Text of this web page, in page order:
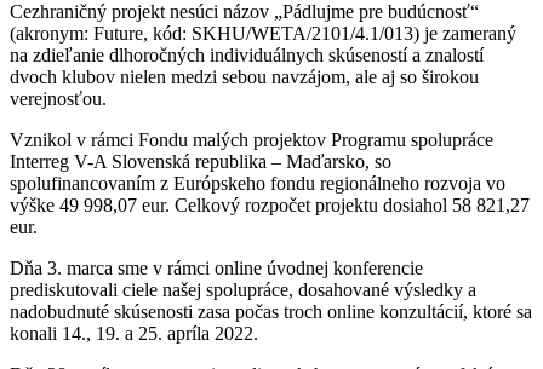
Cezhraničný projekt nesúci názov „Pádlujme pre budúcnosť“
(akronym: Future, kód: SKHU/WETA/2101/4.1/013) je zameraný
na zdieľanie dlhoročných individuálnych skúseností a znalostí
dvoch klubov nielen medzi sebou navzájom, ale aj so širokou
verejnosťou.
Vznikol v rámci Fondu malých projektov Programu spolupráce
Interreg V-A Slovenská republika – Maďarsko, so
spolufinancovaním z Európskeho fondu regionálneho rozvoja vo
výške 49 998,07 eur. Celkový rozpočet projektu dosiahol 58 821,27
eur.
Dňa 3. marca sme v rámci online úvodnej konferencie
prediskutovali ciele našej spolupráce, dosahované výsledky a
nadobudnuté skúsenosti zasa počas troch online konzultácií, ktoré sa
konali 14., 19. a 25. apríla 2022.